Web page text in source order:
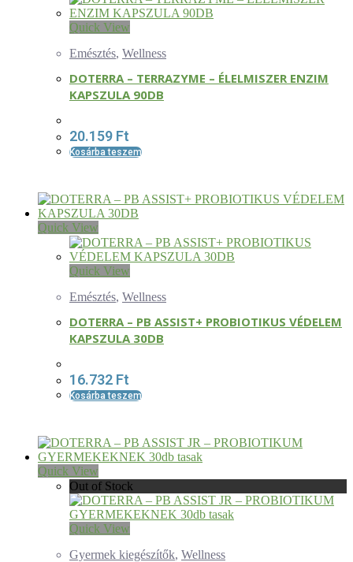
Quick View
Emésztés, Wellness
DOTERRA – TERRAZYME – ÉLELMISZER ENZIM
KAPSZULA 90DB
20.159 Ft
Kosárba teszem
Quick View
Quick View
Emésztés, Wellness
DOTERRA – PB ASSIST+ PROBIOTIKUS VÉDELEM
KAPSZULA 30DB
16.732 Ft
Kosárba teszem
Quick View
Out of Stock
Quick View
Gyermek kiegészítők, Wellness